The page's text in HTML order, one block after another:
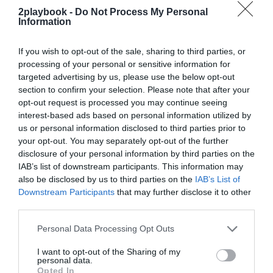
2playbook - Do Not Process My Personal
Information
If you wish to opt-out of the sale, sharing to third parties, or
processing of your personal or sensitive information for
targeted advertising by us, please use the below opt-out
section to confirm your selection. Please note that after your
opt-out request is processed you may continue seeing
interest-based ads based on personal information utilized by
us or personal information disclosed to third parties prior to
your opt-out. You may separately opt-out of the further
disclosure of your personal information by third parties on the
IAB’s list of downstream participants. This information may
also be disclosed by us to third parties on the IAB’s List of
Downstream Participants that may further disclose it to other
Personal Data Processing Opt Outs
I want to opt-out of the Sharing of my
personal data.
Opted In
propia productora audiovisual, Barça Studios
, que le
genera ya más 30 millones de euros en ingresos.
2Playbook. Además cuenta con su propiohub
tecnológico.
Asimismo, la entidad catalana lanzó en verano Barça
TV+, una plataforma destreamingdigital con la que
conectar más allá de los terrenos de juego con sus
aficionados de todo el mundo.Esta especie deNetflix
blaugrana aspira a incrementar la masa de fans del
cluby monetizar la fortaleza de su marca en el
extranjero. En ese sentido, el Barça ha logrado situarse
en los primeros puestos entre los clubes deportivos
favoritos de los asiáticos gracias a su alianza con
Konami, en cuyo videojuego de fútbol, Pro Evolution
Soccer, aparece Leo Messi en portada.
Entre las innovaciones también destacanlos
denominadosfan tokensque han lanzado clubes
como el propio Barça y la Juventus de Turín
caso del equipo azulgrana, la operación se realiza junto
con la empresa de
Chiliz,partner
del club, y
permite a los compradores participar en encuestas. La